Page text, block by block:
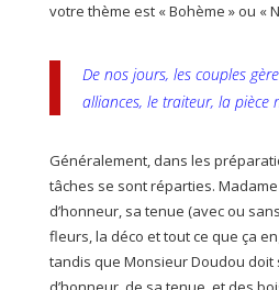
votre thème est « Bohème » ou «
De nos jours, les couples
alliances, le traiteur, la pièce
Généralement, dans les
tâches se sont réparties.
d’honneur, sa tenue (avec ou
fleurs, la déco et tout ce que ça
tandis que Monsieur Doudou doit